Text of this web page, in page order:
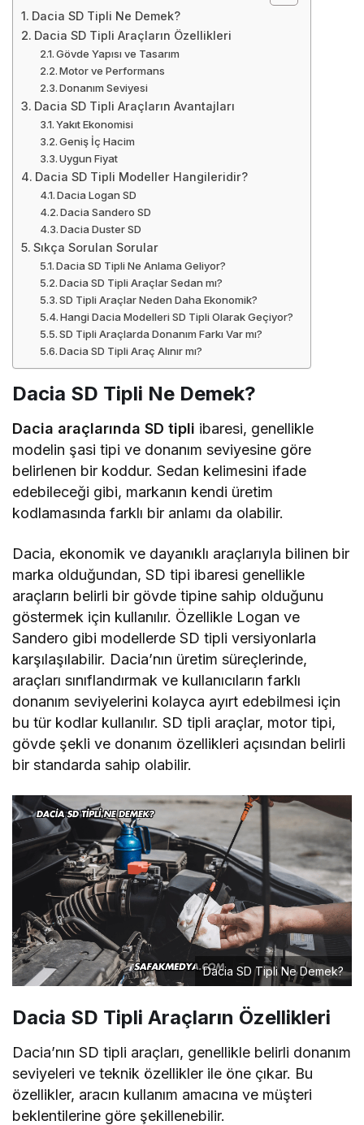
Dacia SD Tipli Ne Demek?
Dacia SD Tipli Araçların Özellikleri
Gövde Yapısı ve Tasarım
Motor ve Performans
Donanım Seviyesi
Dacia SD Tipli Araçların Avantajları
Yakıt Ekonomisi
Geniş İç Hacim
Uygun Fiyat
Dacia SD Tipli Modeller Hangileridir?
Dacia Logan SD
Dacia Sandero SD
Dacia Duster SD
Sıkça Sorulan Sorular
Dacia SD Tipli Ne Anlama Geliyor?
Dacia SD Tipli Araçlar Sedan mı?
SD Tipli Araçlar Neden Daha Ekonomik?
Hangi Dacia Modelleri SD Tipli Olarak Geçiyor?
SD Tipli Araçlarda Donanım Farkı Var mı?
Dacia SD Tipli Araç Alınır mı?
Dacia SD Tipli Ne Demek?
Dacia araçlarında SD tipli ibaresi, genellikle
modelin şasi tipi ve donanım seviyesine göre
belirlenen bir koddur. Sedan kelimesini ifade
edebileceği gibi, markanın kendi üretim
kodlamasında farklı bir anlamı da olabilir.
Dacia, ekonomik ve dayanıklı araçlarıyla bilinen bir
marka olduğundan, SD tipi ibaresi genellikle
araçların belirli bir gövde tipine sahip olduğunu
göstermek için kullanılır. Özellikle Logan ve
Sandero gibi modellerde SD tipli versiyonlarla
karşılaşılabilir. Dacia’nın üretim süreçlerinde,
araçları sınıflandırmak ve kullanıcıların farklı
donanım seviyelerini kolayca ayırt edebilmesi için
bu tür kodlar kullanılır. SD tipli araçlar, motor tipi,
gövde şekli ve donanım özellikleri açısından belirli
bir standarda sahip olabilir.
Dacia SD Tipli Ne Demek?
Dacia SD Tipli Araçların Özellikleri
Dacia’nın SD tipli araçları, genellikle belirli donanım
seviyeleri ve teknik özellikler ile öne çıkar. Bu
özellikler, aracın kullanım amacına ve müşteri
beklentilerine göre şekillenebilir.